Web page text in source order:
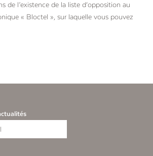
de l’existence de la liste d‘opposition au
« Bloctel », sur laquelle vous pouvez